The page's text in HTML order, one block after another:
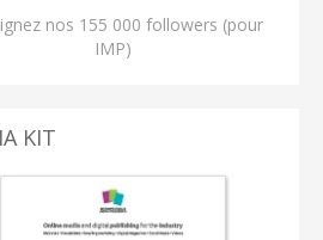
nos 155 000 followers (pour
IMP)
KIT